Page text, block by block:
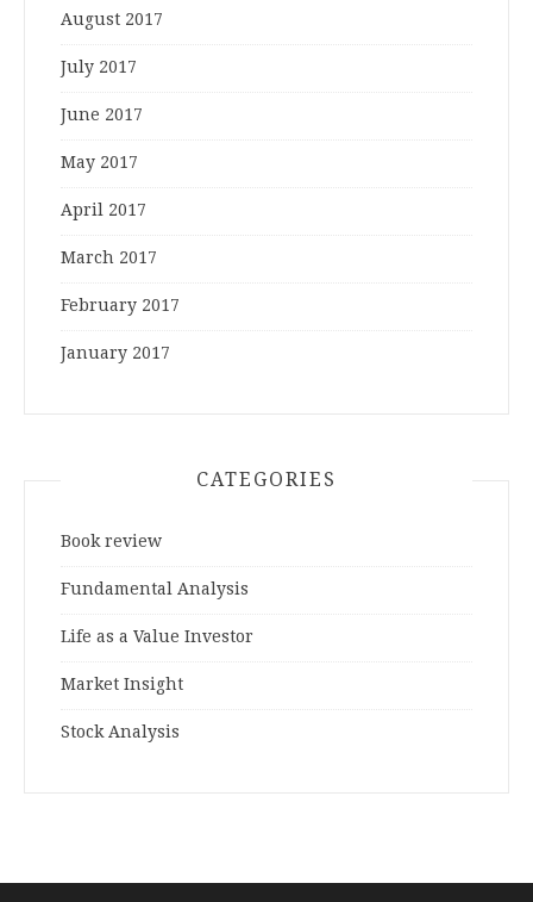
August 2017
July 2017
June 2017
May 2017
April 2017
March 2017
February 2017
January 2017
CATEGORIES
Book review
Fundamental Analysis
Life as a Value Investor
Market Insight
Stock Analysis